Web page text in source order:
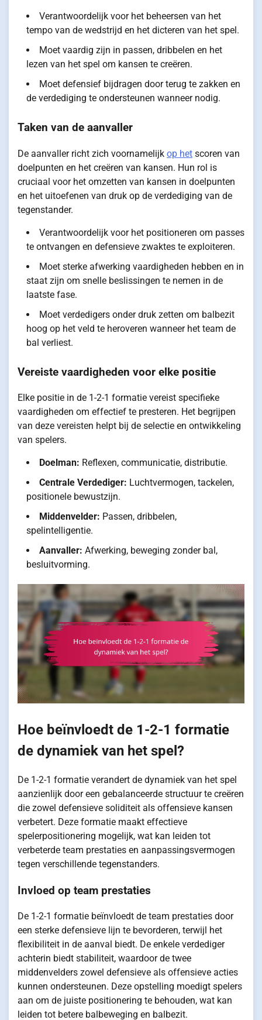
Verantwoordelijk voor het beheersen van het
tempo van de wedstrijd en het dicteren van het spel.
Moet vaardig zijn in passen, dribbelen en het
lezen van het spel om kansen te creëren.
Moet defensief bijdragen door terug te zakken en
de verdediging te ondersteunen wanneer nodig.
Taken van de aanvaller
De aanvaller richt zich voornamelijk op het scoren van
doelpunten en het creëren van kansen. Hun rol is
cruciaal voor het omzetten van kansen in doelpunten
en het uitoefenen van druk op de verdediging van de
tegenstander.
Verantwoordelijk voor het positioneren om passes
te ontvangen en defensieve zwaktes te exploiteren.
Moet sterke afwerking vaardigheden hebben en in
staat zijn om snelle beslissingen te nemen in de
laatste fase.
Moet verdedigers onder druk zetten om balbezit
hoog op het veld te heroveren wanneer het team de
bal verliest.
Vereiste vaardigheden voor elke positie
Elke positie in de 1-2-1 formatie vereist specifieke
vaardigheden om effectief te presteren. Het begrijpen
van deze vereisten helpt bij de selectie en ontwikkeling
van spelers.
Doelman: Reflexen, communicatie, distributie.
Centrale Verdediger: Luchtvermogen, tackelen,
positionele bewustzijn.
Middenvelder: Passen, dribbelen,
spelintelligentie.
Aanvaller: Afwerking, beweging zonder bal,
besluitvorming.
Hoe beïnvloedt de 1-2-1 formatie
de dynamiek van het spel?
De 1-2-1 formatie verandert de dynamiek van het spel
aanzienlijk door een gebalanceerde structuur te creëren
die zowel defensieve soliditeit als offensieve kansen
verbetert. Deze formatie maakt effectieve
spelerpositionering mogelijk, wat kan leiden tot
verbeterde team prestaties en aanpassingsvermogen
tegen verschillende tegenstanders.
Invloed op team prestaties
De 1-2-1 formatie beïnvloedt de team prestaties door
een sterke defensieve lijn te bevorderen, terwijl het
flexibiliteit in de aanval biedt. De enkele verdediger
achterin biedt stabiliteit, waardoor de twee
middenvelders zowel defensieve als offensieve acties
kunnen ondersteunen. Deze opstelling moedigt spelers
aan om de juiste positionering te behouden, wat kan
leiden tot betere balbeweging en balbezit.